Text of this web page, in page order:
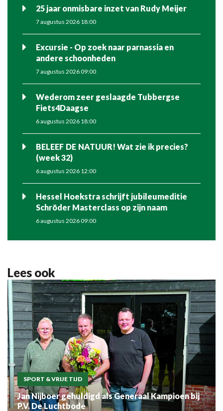
25 jaar onmisbare inzet van Rudy Meijer
7 augustus 2026 18:00
Excursie - Op zoek naar parnassia en
andere schoonheden
7 augustus 2026 09:00
Wederom zeer geslaagde Tubbergse
Fiets4Daagse
6 augustus 2026 18:00
BELEEF DE NATUUR! Wat zie ik precies?
(week 32)
6 augustus 2026 12:00
Hessel Hoekstra schrijft jubileumeditie
Schröder Masterclass op zijn naam
6 augustus 2026 09:00
Lees ook
SPORT & VRIJE TIJD
Jan Nijboer gehuldigd als Generaal Kampioen bij
P.V. De Luchtbode